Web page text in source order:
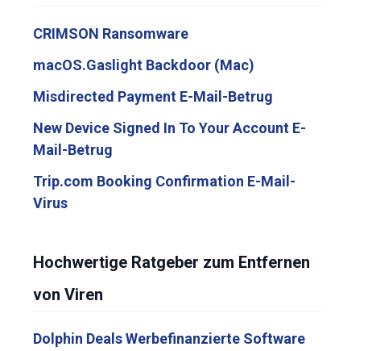
CRIMSON Ransomware
macOS.Gaslight Backdoor (Mac)
Misdirected Payment E-Mail-Betrug
New Device Signed In To Your Account E-
Mail-Betrug
Trip.com Booking Confirmation E-Mail-
Virus
Hochwertige Ratgeber zum Entfernen
von Viren
Dolphin Deals Werbefinanzierte Software